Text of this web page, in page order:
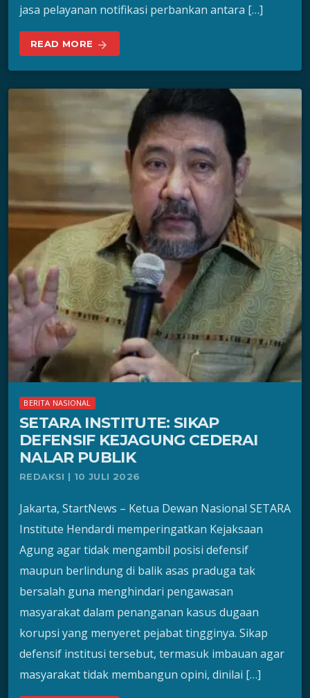
jasa pelayanan notifikasi perbankan antara […]
READ MORE arrow_forward
BERITA NASIONAL
SETARA INSTITUTE: SIKAP
DEFENSIF KEJAGUNG CEDERAI
NALAR PUBLIK
REDAKSI | 10 JULI 2026
Jakarta, StartNews – Ketua Dewan Nasional SETARA
Institute Hendardi memperingatkan Kejaksaan
Agung agar tidak mengambil posisi defensif
maupun berlindung di balik asas praduga tak
bersalah guna menghindari pengawasan
masyarakat dalam penanganan kasus dugaan
korupsi yang menyeret pejabat tingginya. Sikap
defensif institusi tersebut, termasuk imbauan agar
masyarakat tidak membangun opini, dinilai […]